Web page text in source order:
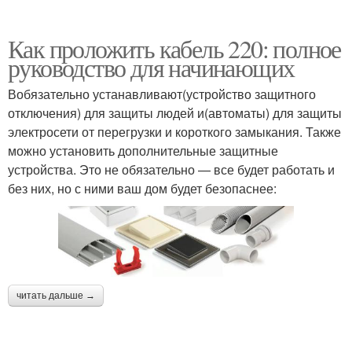
Как проложить кабель 220: полное
руководство для начинающих
Вобязательно устанавливают(устройство защитного
отключения) для защиты людей и(автоматы) для защиты
электросети от перегрузки и короткого замыкания. Также
можно установить дополнительные защитные
устройства. Это не обязательно — все будет работать и
без них, но с ними ваш дом будет безопаснее:
читать дальше →